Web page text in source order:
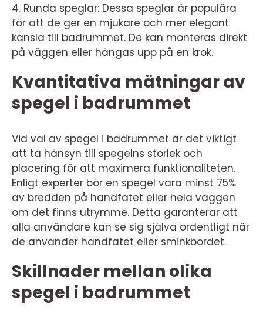
4. Runda speglar: Dessa speglar är populära
för att de ger en mjukare och mer elegant
känsla till badrummet. De kan monteras direkt
på väggen eller hängas upp på en krok.
Kvantitativa mätningar av
spegel i badrummet
Vid val av spegel i badrummet är det viktigt
att ta hänsyn till spegelns storlek och
placering för att maximera funktionaliteten.
Enligt experter bör en spegel vara minst 75%
av bredden på handfatet eller hela väggen
om det finns utrymme. Detta garanterar att
alla användare kan se sig själva ordentligt när
de använder handfatet eller sminkbordet.
Skillnader mellan olika
spegel i badrummet